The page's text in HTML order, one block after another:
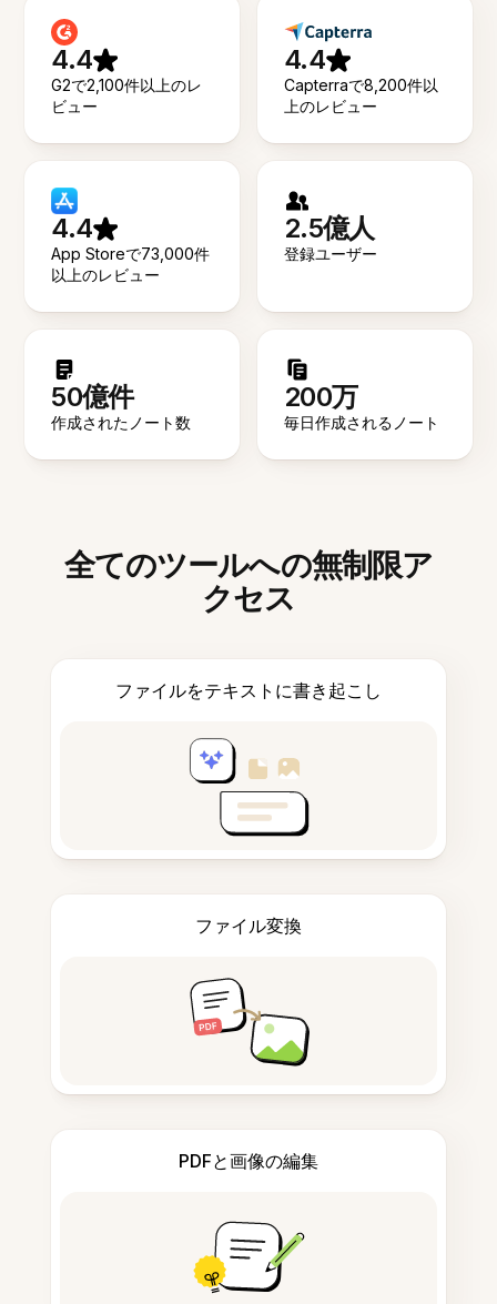
4.4
G2で2,100件以上のレ
ビュー
4.4
Capterraで8,200件以
上のレビュー
4.4
App Storeで73,000件
以上のレビュー
2.5億人
登録ユーザー
50億件
作成されたノート数
200万
毎日作成されるノート
全てのツールへの無制限ア
クセス
ファイルをテキストに書き起こし
ファイル変換
PDFと画像の編集